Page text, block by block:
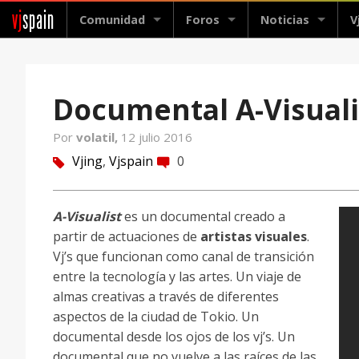
vjspain Comunidad Foros Noticias
Documental A-
Por volatil, 12 julio 2016
tag Vjing, Vjspain comment 0
A-Visualistes un documental creado a
partir de actuaciones de artistas visuales.
Vj’s que funcionan como canal de transición
entre la tecnología y las artes. Un viaje de
almas creativas a través de diferentes
aspectos de la ciudad de Tokio. Un
documental desde los ojos de los vj’s. Un